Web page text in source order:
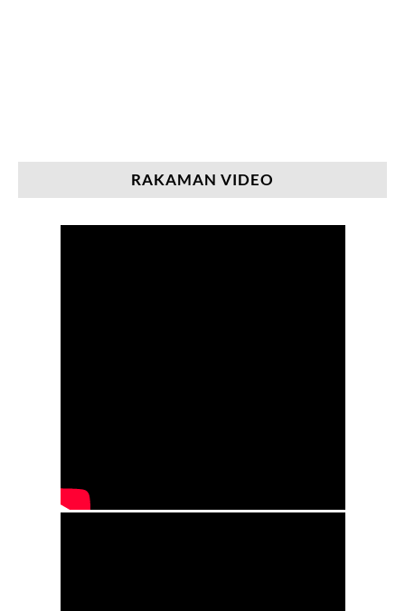
RAKAMAN VIDEO